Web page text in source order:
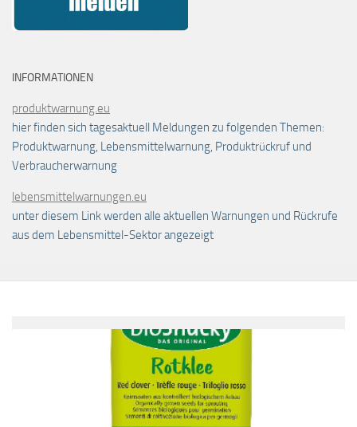
INFORMATIONEN
produktwarnung.eu
hier finden sich tagesaktuell Meldungen zu folgenden Themen:
Produktwarnung, Lebensmittelwarnung, Produktrückruf und
Verbraucherwarnung
lebensmittelwarnungen.eu
unter diesem Link werden alle aktuellen Warnungen und Rückrufe
aus dem Lebensmittel-Sektor angezeigt